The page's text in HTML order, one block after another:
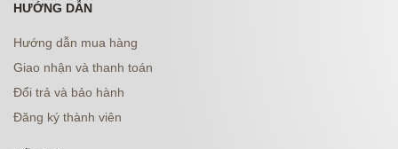
HƯỚNG DẪN
Hướng dẫn mua hàng
Giao nhận và thanh toán
Đổi trả và bảo hành
Đăng ký thành viên